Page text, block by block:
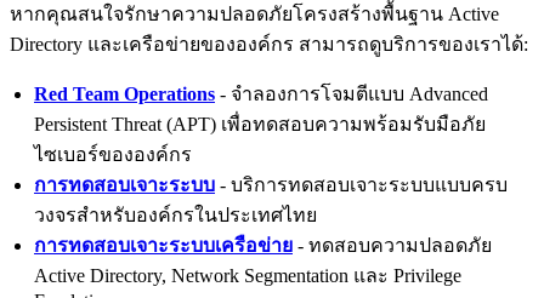
หากคุณสนใจรักษาความปลอดภัยโครงสร้างพื้นฐาน Active
Directory และเครือข่ายขององค์กร สามารถดูบริการของเราได้:
Red Team Operations - จำลองการโจมตีแบบ Advanced
Persistent Threat (APT) เพื่อทดสอบความพร้อมรับมือภัย
ไซเบอร์ขององค์กร
การทดสอบเจาะระบบ - บริการทดสอบเจาะระบบแบบครบ
วงจรสำหรับองค์กรในประเทศไทย
การทดสอบเจาะระบบเครือข่าย - ทดสอบความปลอดภัย
Active Directory, Network Segmentation และ Privilege